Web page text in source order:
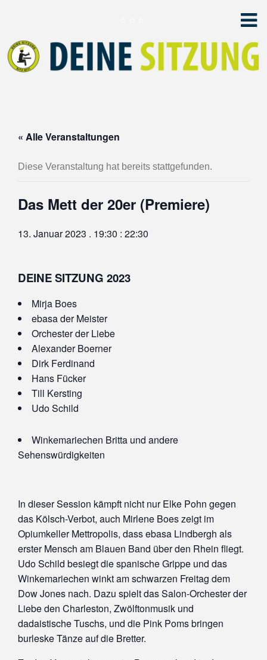
« Alle Veranstaltungen
Diese Veranstaltung hat bereits stattgefunden.
Das Mett der 20er (Premiere)
13. Januar 2023 . 19:30 : 22:30
DEINE SITZUNG 2023
Mirja Boes
ebasa der Meister
Orchester der Liebe
Alexander Boerner
Dirk Ferdinand
Hans Fücker
Till Kersting
Udo Schild
Winkemariechen Britta und andere
Sehenswürdigkeiten
In dieser Session kämpft nicht nur Elke Pohn gegen
das Kölsch-Verbot, auch Mirlene Boes zeigt im
Opiumkeller Mettropolis, dass ebasa Lindbergh als
erster Mensch am Blauen Band über den Rhein fliegt.
Udo Schild besiegt die spanische Grippe und das
Winkemariechen winkt am schwarzen Freitag dem
Dow Jones nach. Dazu spielt das Salon-Orchester der
Liebe den Charleston, Zwölftonmusik und
dadaistische Tuschs, und die Pink Poms bringen
burleske Tänze auf die Bretter.